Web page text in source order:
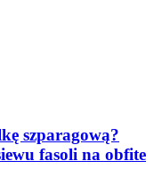
szparagową?
fasoli na obfite